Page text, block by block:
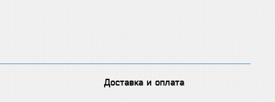
Доставка и оплата